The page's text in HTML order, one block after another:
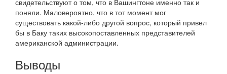
свидетельствуют о том, что в Вашингтоне именно так и
поняли. Маловероятно, что в тот момент мог
существовать какой-либо другой вопрос, который привел
бы в Баку таких высокопоставленных представителей
американской администрации.
Выводы